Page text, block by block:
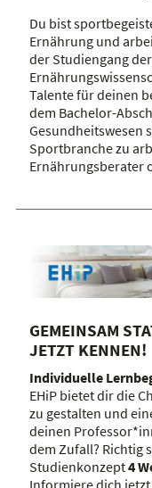
Du bist
Ernährung und
der Studiengang
Talente für deinen
dem Bachelor-
Gesundheitswesen
Sportbranche zu
Ernährungsberater
GEMEINSAM
JETZT KENNEN!
Individuelle
EHiP bietet dir die
zu gestalten und
deinen
dem Zufall? Richtig
Studienkonzept4